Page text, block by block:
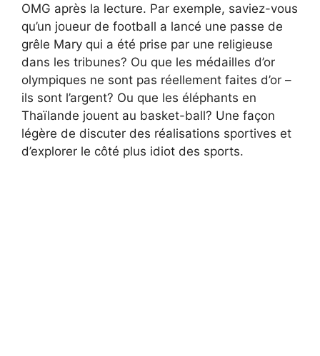
OMG après la lecture. Par exemple, saviez-vous
qu’un joueur de football a lancé une passe de
grêle Mary qui a été prise par une religieuse
dans les tribunes? Ou que les médailles d’or
olympiques ne sont pas réellement faites d’or –
ils sont l’argent? Ou que les éléphants en
Thaïlande jouent au basket-ball? Une façon
légère de discuter des réalisations sportives et
d’explorer le côté plus idiot des sports.